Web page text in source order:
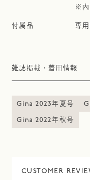
※内
専
雑誌掲載・着用情報
Gina 2023年夏号
Gina 2022年秋号